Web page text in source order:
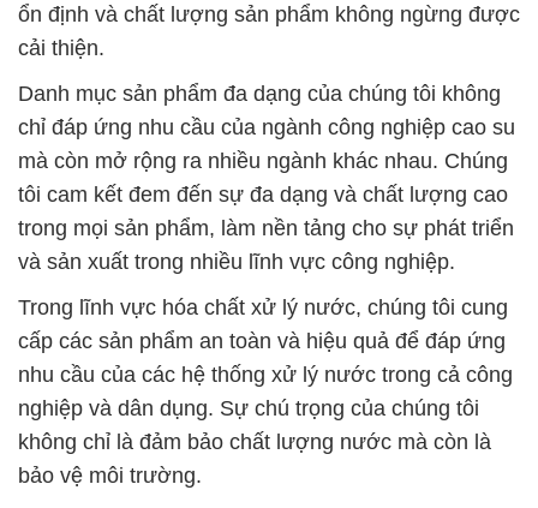
ổn định và chất lượng sản phẩm không ngừng được
cải thiện.
Danh mục sản phẩm đa dạng của chúng tôi không
chỉ đáp ứng nhu cầu của ngành công nghiệp cao su
mà còn mở rộng ra nhiều ngành khác nhau. Chúng
tôi cam kết đem đến sự đa dạng và chất lượng cao
trong mọi sản phẩm, làm nền tảng cho sự phát triển
và sản xuất trong nhiều lĩnh vực công nghiệp.
Trong lĩnh vực hóa chất xử lý nước, chúng tôi cung
cấp các sản phẩm an toàn và hiệu quả để đáp ứng
nhu cầu của các hệ thống xử lý nước trong cả công
nghiệp và dân dụng. Sự chú trọng của chúng tôi
không chỉ là đảm bảo chất lượng nước mà còn là
bảo vệ môi trường.